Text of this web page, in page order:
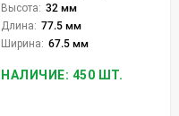
Высота: 32 мм
Длина: 77.5 мм
Ширина: 67.5 мм
НАЛИЧИЕ: 450 ШТ.